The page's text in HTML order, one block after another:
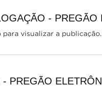
-
visualizar a publicação.
PREGÃO